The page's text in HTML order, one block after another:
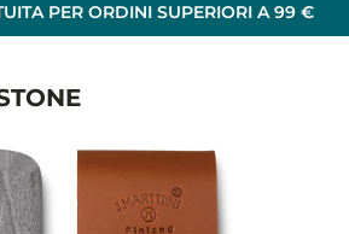
PER ORDINI SUPERIORI A 99 €